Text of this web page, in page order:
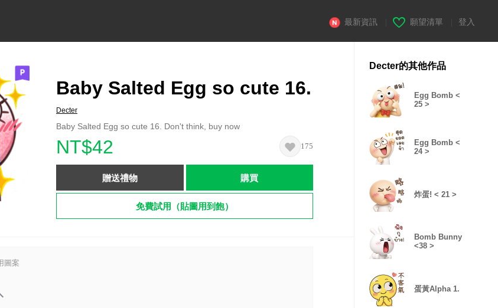
最新資訊 願望清單 登入
Baby Salted Egg so cute 16.
Decter
Baby Salted Egg so cute 16. Don't think, buy now
NT$42 175
贈送禮物 購買
免費試用（貼圖用到飽）
圖案
Decter的其他作品
Egg Bomb <
25 >
Egg Bomb <
24 >
炸蛋! < 21 >
Bomb Bunny
<38 >
蛋黃Alpha 1.